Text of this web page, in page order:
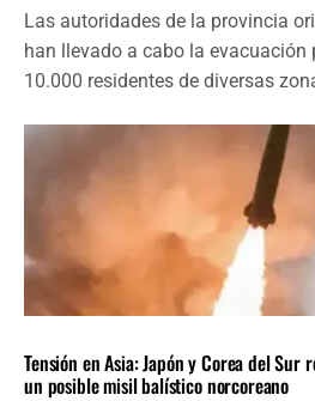
Las autoridades de la provincia
han llevado a cabo la evacuación
10.000 residentes de diversas
Tensión en Asia: Japón y Corea del
un posible misil balístico norcoreano